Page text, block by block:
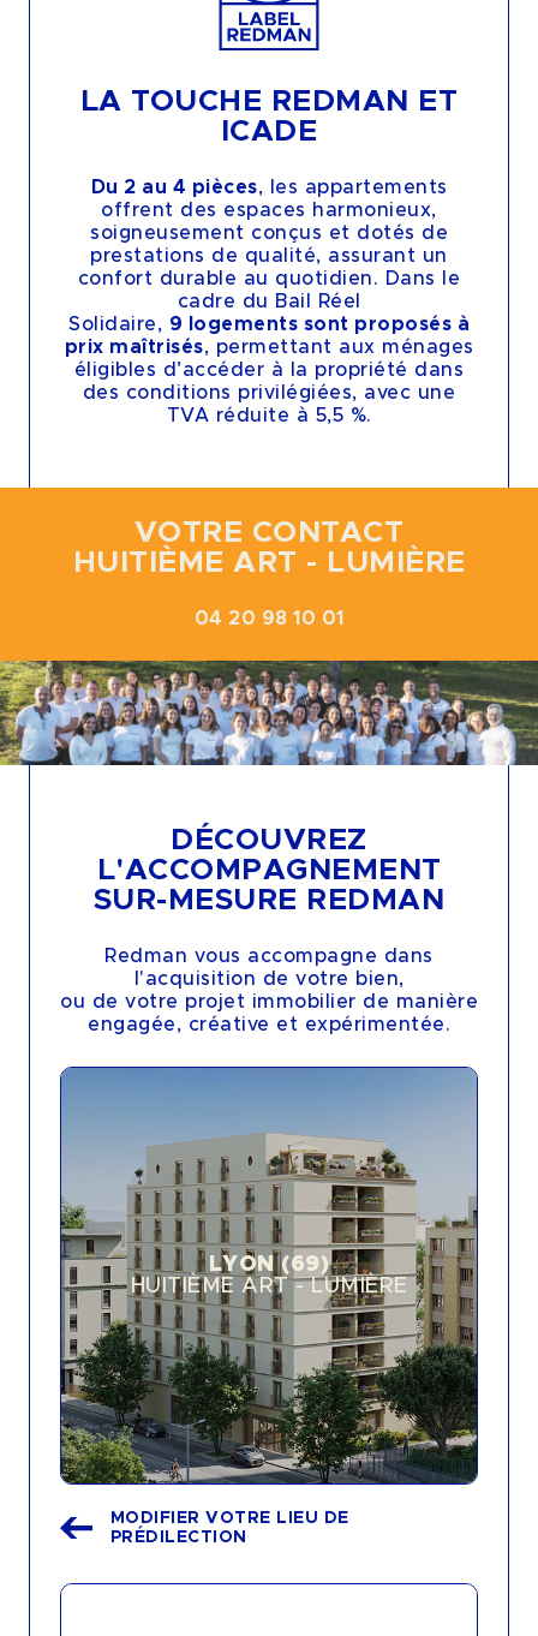
LA TOUCHE REDMAN ET
ICADE
Du 2 au 4 pièces, les appartements
offrent des espaces harmonieux,
soigneusement conçus et dotés de
prestations de qualité, assurant un
confort durable au quotidien. Dans le
cadre du Bail Réel
Solidaire, 9 logements sont proposés à
prix maîtrisés, permettant aux ménages
éligibles d’accéder à la propriété dans
des conditions privilégiées, avec une
TVA réduite à 5,5 %.
VOTRE CONTACT
HUITIÈME ART - LUMIÈRE
04 20 98 10 01
DÉCOUVREZ
L'ACCOMPAGNEMENT
SUR-MESURE REDMAN
Redman vous accompagne dans
l'acquisition de votre bien,
ou de votre projet immobilier de manière
engagée, créative et expérimentée.
LYON (69)
HUITIÈME ART - LUMIÈRE
HUITIÈME ART - HÉRITAGE - LYON (69)
HUITIÈME ART - LUMIÈRE - LYON (69)
LÀ ! CÔTÉ GARE - LAVAL (53)
RIVAGE - LA CIOTAT (13)
GRAND ANGLE - DOUVAINE (74)
LES RIVES DE MEAUX - PARIS 19 (75)
11 FAUBOURG - PARIS 10 (75)
PORTE LAMANON - SALON-DE-
PROVENCE (13)
THE HIVE - MARSEILLE (13)
MODIFIER VOTRE LIEU DE
PRÉDILECTION